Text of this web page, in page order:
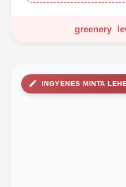
greenery
INGYENES MINTA